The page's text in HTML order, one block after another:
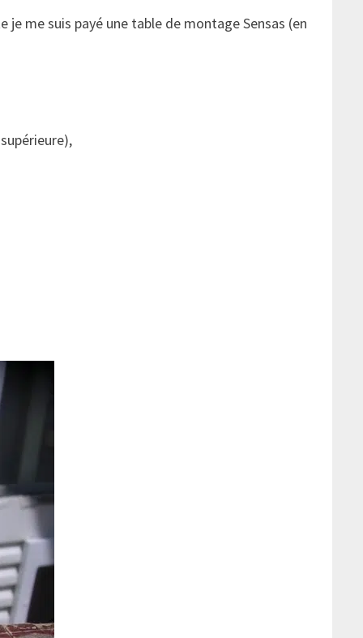
me suis payé une table de montage Sensas (en